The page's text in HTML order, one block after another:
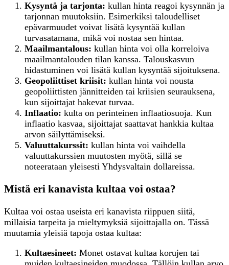
Kysyntä ja tarjonta: kullan hinta reagoi kysynnän ja
tarjonnan muutoksiin. Esimerkiksi taloudelliset
epävarmuudet voivat lisätä kysyntää kullan
turvasatamana, mikä voi nostaa sen hintaa.
Maailmantalous: kullan hinta voi olla korreloiva
maailmantalouden tilan kanssa. Talouskasvun
hidastuminen voi lisätä kullan kysyntää sijoituksena.
Geopoliittiset kriisit: kullan hinta voi nousta
geopoliittisten jännitteiden tai kriisien seurauksena,
kun sijoittajat hakevat turvaa.
Inflaatio: kulta on perinteinen inflaatiosuoja. Kun
inflaatio kasvaa, sijoittajat saattavat hankkia kultaa
arvon säilyttämiseksi.
Valuuttakurssit: kullan hinta voi vaihdella
valuuttakurssien muutosten myötä, sillä se
noteerataan yleisesti Yhdysvaltain dollareissa.
Mistä eri kanavista kultaa voi ostaa?
Kultaa voi ostaa useista eri kanavista riippuen siitä,
millaisia tarpeita ja mieltymyksiä sijoittajalla on. Tässä
muutamia yleisiä tapoja ostaa kultaa:
Kultaesineet: Monet ostavat kultaa korujen tai